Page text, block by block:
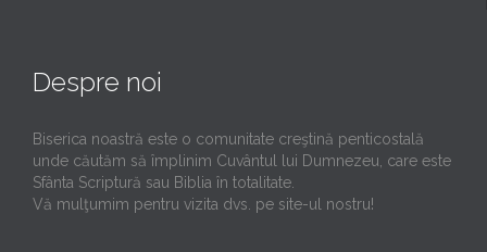
Despre noi
Biserica noastră este o comunitate creştină penticostală
unde căutăm să împlinim Cuvântul lui Dumnezeu, care este
Sfânta Scriptură sau Biblia în totalitate.
Vă mulţumim pentru vizita dvs. pe site-ul nostru!